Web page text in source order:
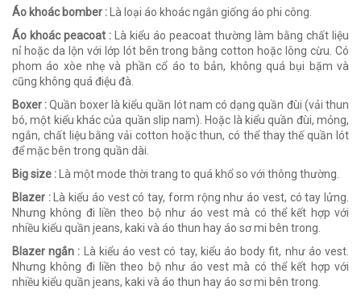
Áo khoác bomber : Là loại áo khoác ngắn giống áo phi công.
Áo khoác peacoat : Là kiểu áo peacoat thường làm bằng chất liệu
nỉ hoặc da lộn với lớp lót bên trong bằng cotton hoặc lông cừu. Có
phom áo xòe nhẹ và phần cổ áo to bản, không quá bụi bặm và
cũng không quá điệu đà.
Boxer :Quần boxer là kiểu quần lót nam có dạng quần đùi (vải thun
bó, một kiểu khác của quần slip nam). Hoặc là kiểu quần đùi, mỏng,
ngắn, chất liệu bằng vải cotton hoặc thun, có thể thay thế quần lót
để mặc bên trong quần dài.
Big size : Là một mode thời trang to quá khổ so với thông thường.
Blazer :Là kiểu áo vest có tay, form rộng như áo vest, có tay lửng.
Nhưng không đi liền theo bộ như áo vest mà có thể kết hợp với
nhiều kiểu quần jeans, kaki và áo thun hay áo sơ mi bên trong.
Blazer ngắn : Là kiểu áo vest có tay, kiểu áo body fit, như áo vest.
Nhưng không đi liền theo bộ như áo vest mà có thể kết hợp với
nhiều kiểu quần jeans, kaki và áo thun hay áo sơ mi bên trong.